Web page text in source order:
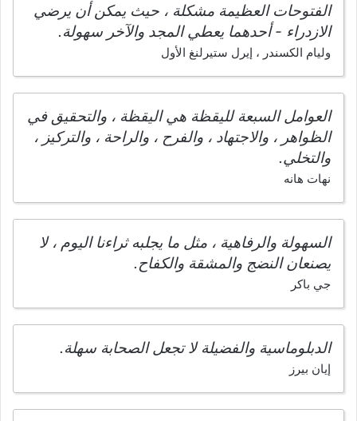
الفتوحات العظيمة مشكلة ، حيث يمكن أن يرضي
الازدراء - أحدهما يعطي المجد والآخر سهولة.
وليام الكسندر ، إيرل ستيرلنغ الأول
العوامل السبعة لليقظة هي اليقظة ، والتحقيق في
الظواهر ، والاجتهاد ، والفرح ، والراحة ، والتركيز ،
والتخلي.
نهات هانه
السهولة والرفاهية ، مثل ما يجلبه ثراءنا اليوم ، لا
يصنعان النضج والمشقة والكفاح.
جي باكر
الدبلوماسية والفضيلة لا تجعل الصحابة سهلة.
إيان بيرز